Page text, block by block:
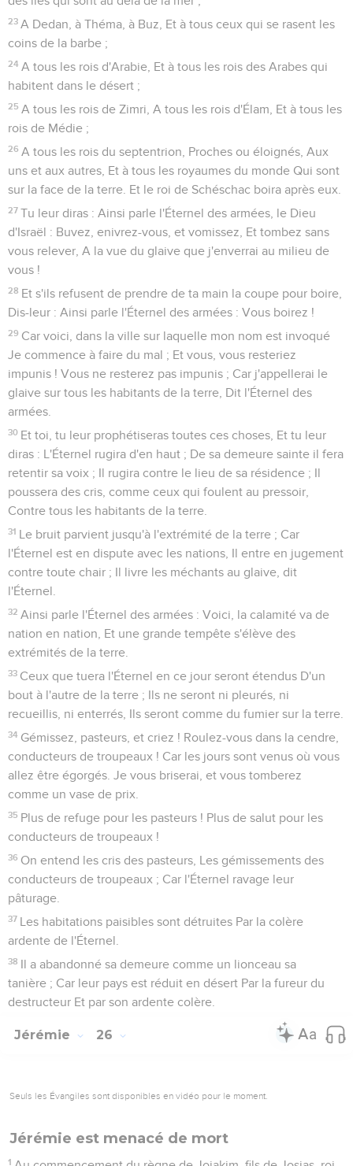
23 A Dedan, à Théma, à Buz, Et à tous ceux qui se rasent les
coins de la barbe ;
24 A tous les rois d'Arabie, Et à tous les rois des Arabes qui
habitent dans le désert ;
25 A tous les rois de Zimri, A tous les rois d'Élam, Et à tous les
rois de Médie ;
26 A tous les rois du septentrion, Proches ou éloignés, Aux
uns et aux autres, Et à tous les royaumes du monde Qui sont
sur la face de la terre. Et le roi de Schéschac boira après eux.
27 Tu leur diras : Ainsi parle l'Éternel des armées, le Dieu
d'Israël : Buvez, enivrez-vous, et vomissez, Et tombez sans
vous relever, A la vue du glaive que j'enverrai au milieu de
vous !
28 Et s'ils refusent de prendre de ta main la coupe pour boire,
Dis-leur : Ainsi parle l'Éternel des armées : Vous boirez !
29 Car voici, dans la ville sur laquelle mon nom est invoqué
Je commence à faire du mal ; Et vous, vous resteriez
impunis ! Vous ne resterez pas impunis ; Car j'appellerai le
glaive sur tous les habitants de la terre, Dit l'Éternel des
armées.
30 Et toi, tu leur prophétiseras toutes ces choses, Et tu leur
diras : L'Éternel rugira d'en haut ; De sa demeure sainte il fera
retentir sa voix ; Il rugira contre le lieu de sa résidence ; Il
poussera des cris, comme ceux qui foulent au pressoir,
Contre tous les habitants de la terre.
31 Le bruit parvient jusqu'à l'extrémité de la terre ; Car
l'Éternel est en dispute avec les nations, Il entre en jugement
contre toute chair ; Il livre les méchants au glaive, dit
l'Éternel.
32 Ainsi parle l'Éternel des armées : Voici, la calamité va de
nation en nation, Et une grande tempête s'élève des
extrémités de la terre.
33 Ceux que tuera l'Éternel en ce jour seront étendus D'un
bout à l'autre de la terre ; Ils ne seront ni pleurés, ni
recueillis, ni enterrés, Ils seront comme du fumier sur la terre.
34 Gémissez, pasteurs, et criez ! Roulez-vous dans la cendre,
conducteurs de troupeaux ! Car les jours sont venus où vous
allez être égorgés. Je vous briserai, et vous tomberez
comme un vase de prix.
35 Plus de refuge pour les pasteurs ! Plus de salut pour les
conducteurs de troupeaux !
36 On entend les cris des pasteurs, Les gémissements des
conducteurs de troupeaux ; Car l'Éternel ravage leur
pâturage.
37 Les habitations paisibles sont détruites Par la colère
ardente de l'Éternel.
38 Il a abandonné sa demeure comme un lionceau sa
tanière ; Car leur pays est réduit en désert Par la fureur du
destructeur Et par son ardente colère.
Jérémie 26
Seuls les Évangiles sont disponibles en vidéo pour le moment.
Jérémie est menacé de mort
1